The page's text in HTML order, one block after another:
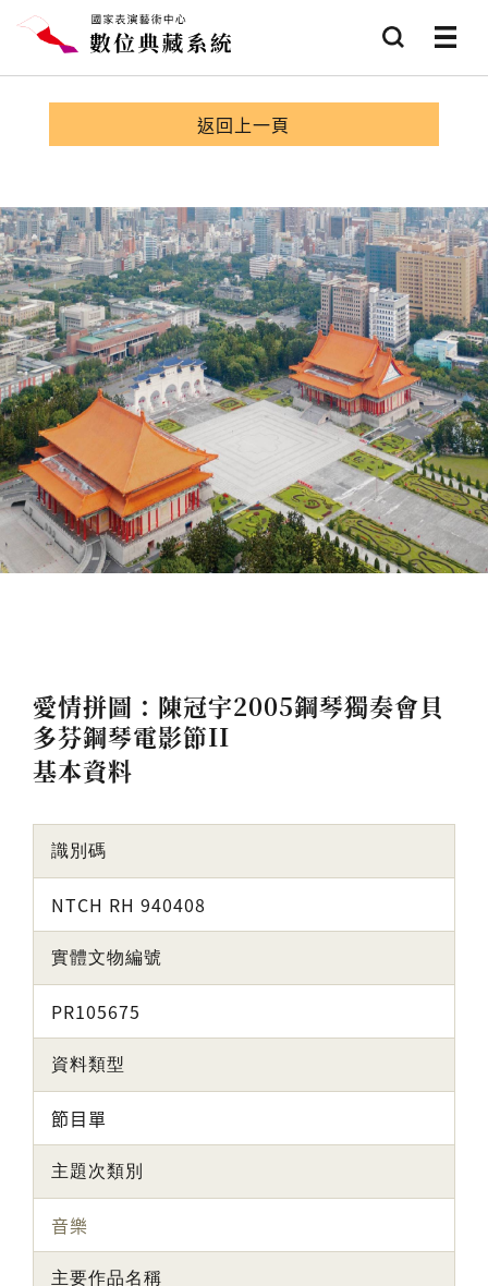
查詢
選項
返回上一頁
愛情拼圖：陳冠宇2005鋼琴獨奏會貝
多芬鋼琴電影節II
基本資料
識別碼
NTCH RH 940408
實體文物編號
PR105675
資料類型
節目單
主題次類別
音樂
主要作品名稱